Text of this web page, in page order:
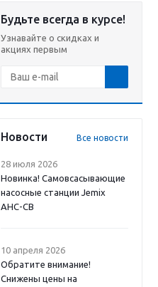
Будьте всегда в курсе!
Узнавайте о скидках и
акциях первым
Новости Все новости
28 июля 2026
Новинка! Самовсасывающие
насосные станции Jemix
АНС-СВ
10 апреля 2026
Обратите внимание!
Снижены цены на